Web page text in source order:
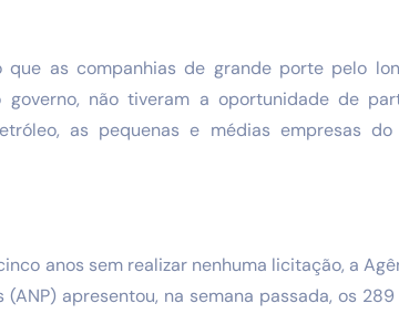
que as companhias de grande porte pelo
governo, não tiveram a oportunidade de
as pequenas e médias empresas
anos sem realizar nenhuma licitação, a
(ANP) apresentou, na semana passada, os